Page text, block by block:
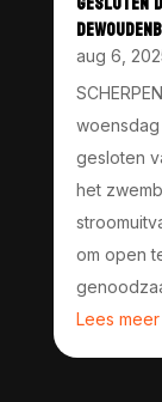
aug 6,
gesloten
het
om open
Lees meer